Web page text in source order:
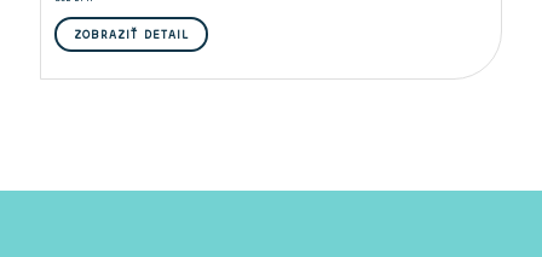
ZOBRAZIŤ DETAIL